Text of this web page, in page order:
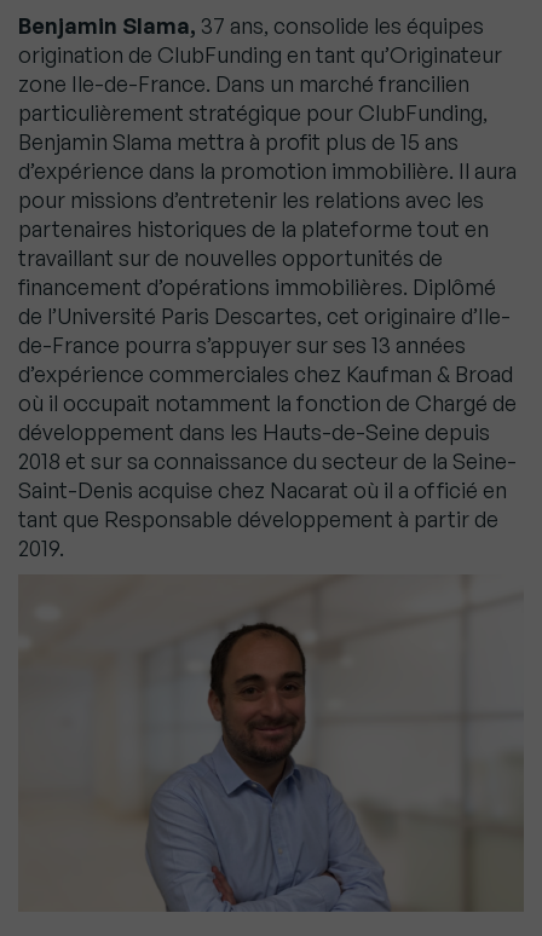
Benjamin Slama, 37 ans, consolide les équipes
origination de ClubFunding en tant qu’Originateur
zone Ile-de-France. Dans un marché francilien
particulièrement stratégique pour ClubFunding,
Benjamin Slama mettra à profit plus de 15 ans
d’expérience dans la promotion immobilière. Il aura
pour missions d’entretenir les relations avec les
partenaires historiques de la plateforme tout en
travaillant sur de nouvelles opportunités de
financement d’opérations immobilières. Diplômé
de l’Université Paris Descartes, cet originaire d’Ile-
de-France pourra s’appuyer sur ses 13 années
d’expérience commerciales chez Kaufman & Broad
où il occupait notamment la fonction de Chargé de
développement dans les Hauts-de-Seine depuis
2018 et sur sa connaissance du secteur de la Seine-
Saint-Denis acquise chez Nacarat où il a officié en
tant que Responsable développement à partir de
2019.